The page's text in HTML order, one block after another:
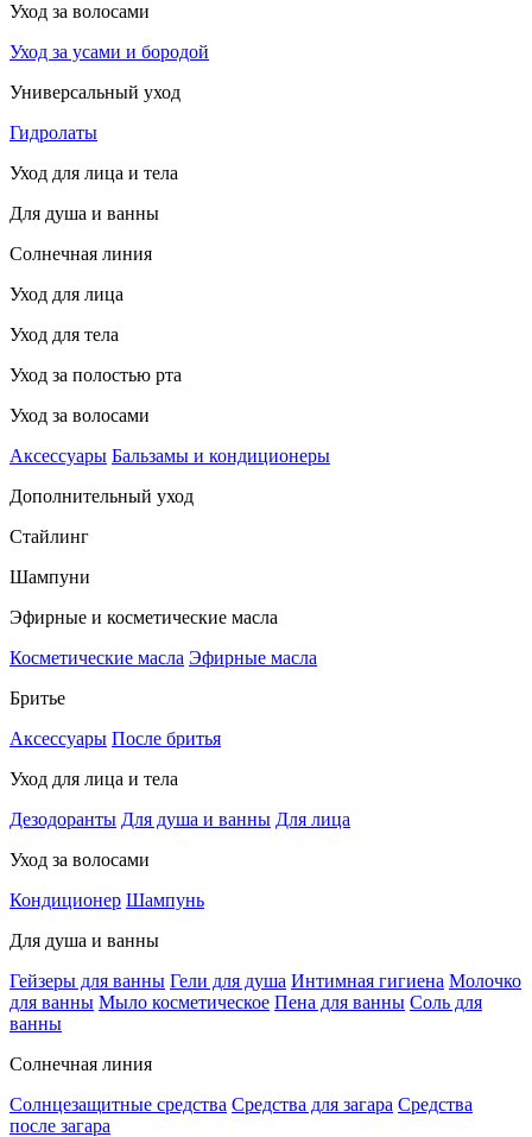
Уход за волосами
Уход за усами и бородой
Универсальный уход
Гидролаты
Уход для лица и тела
Для душа и ванны
Солнечная линия
Уход для лица
Уход для тела
Уход за полостью рта
Уход за волосами
Аксессуары Бальзамы и кондиционеры
Дополнительный уход
Стайлинг
Шампуни
Эфирные и косметические масла
Косметические масла Эфирные масла
Бритье
Аксессуары После бритья
Уход для лица и тела
Дезодоранты Для душа и ванны Для лица
Уход за волосами
Кондиционер Шампунь
Для душа и ванны
Гейзеры для ванны Гели для душа Интимная гигиена Молочко
для ванны Мыло косметическое Пена для ванны Соль для
ванны
Солнечная линия
Солнцезащитные средства Средства для загара Средства
после загара